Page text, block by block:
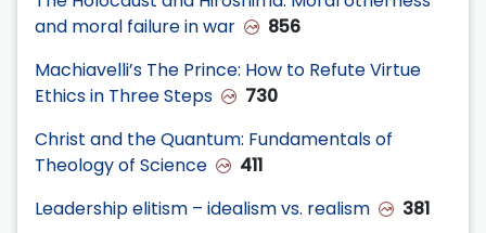
and moral failure in war
856
Machiavelli’s The Prince: How to Refute Virtue
Ethics in Three Steps
730
Christ and the Quantum: Fundamentals of
Theology of Science
411
Leadership elitism – idealism vs. realism
381